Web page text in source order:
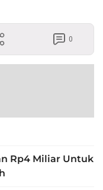
0
Rp4 Miliar Untuk